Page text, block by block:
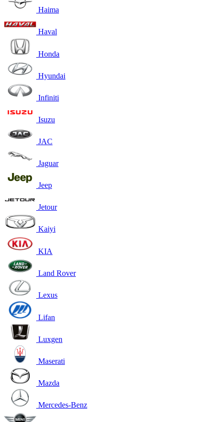
Haima
Haval
Honda
Hyundai
Infiniti
Isuzu
JAC
Jaguar
Jeep
Jetour
Kaiyi
KIA
Land Rover
Lexus
Lifan
Luxgen
Maserati
Mazda
Mercedes-Benz